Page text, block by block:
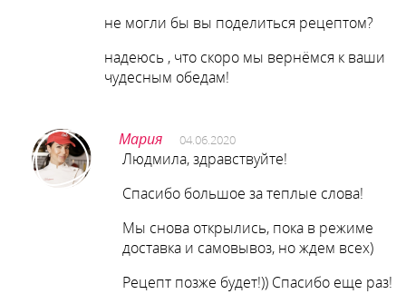
не могли бы вы поделиться рецептом?
надеюсь , что скоро мы вернёмся к ваши
чудесным обедам!
Мария 04.06.2020
Людмила, здравствуйте!
Спасибо большое за теплые слова!
Мы снова открылись, пока в режиме
доставка и самовывоз, но ждем всех)
Рецепт позже будет!)) Спасибо еще раз!